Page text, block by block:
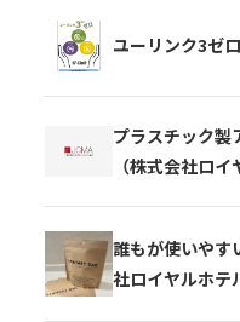
ユーリンク3ゼ
プラスチック製
（株式会社ロイ
誰もが使いやす
社ロイヤルホテ